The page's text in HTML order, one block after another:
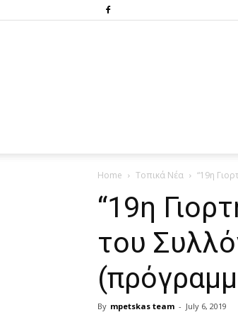
Home Τοπικά Νέα “19η
“19η
του
By mpetskas team - July 6, 2019